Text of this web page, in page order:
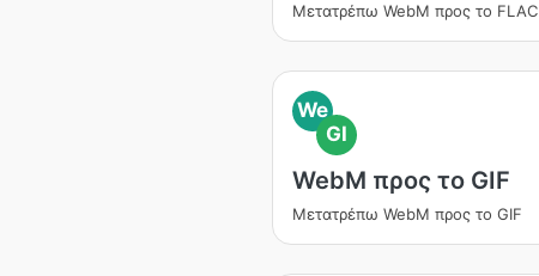
Μετατρέπω WebM προς το FLAC
We
GI
WebM προς το GIF
Μετατρέπω WebM προς το GIF